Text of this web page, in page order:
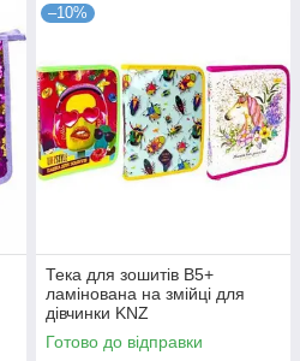
–10%
Тека для зошитів В5+
ламінована на змійці для
дівчинки KNZ
Готово до відправки